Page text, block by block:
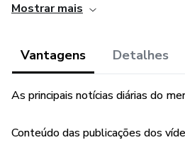
“Esse produto é comercializado
daqueles que os produzem. A
consideradas como garantia de
comprador declara estar ciente
Mostrar mais
Vantagens Detalhes
As principais notícias diárias do
Conteúdo das publicações dos